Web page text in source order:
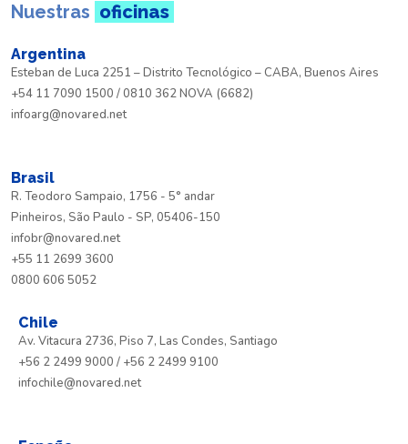
Nuestras oficinas
Argentina
Esteban de Luca 2251 – Distrito Tecnológico – CABA, Buenos Aires
+54 11 7090 1500 / 0810 362 NOVA (6682)
infoarg@novared.net
Brasil
R. Teodoro Sampaio, 1756 - 5° andar
Pinheiros, São Paulo - SP, 05406-150
infobr@novared.net
+55 11 2699 3600
0800 606 5052
Chile
Av. Vitacura 2736, Piso 7, Las Condes, Santiago
+56 2 2499 9000 / +56 2 2499 9100
infochile@novared.net